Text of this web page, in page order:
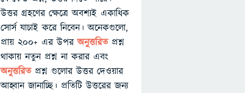
উত্তর গ্রহণের ক্ষেত্রে অবশ্যই একাধিক
সোর্স যাচাই করে নিবেন। অনেকগুলো,
প্রায় ২০০+ এর উপরঅনুত্তরিতপ্রশ্ন
থাকায় নতুন প্রশ্ন না করার এবং
অনুত্তরিত প্রশ্ন গুলোর উত্তর দেওয়ার
আহ্বান জানাচ্ছি। প্রতিটি উত্তরের জন্য